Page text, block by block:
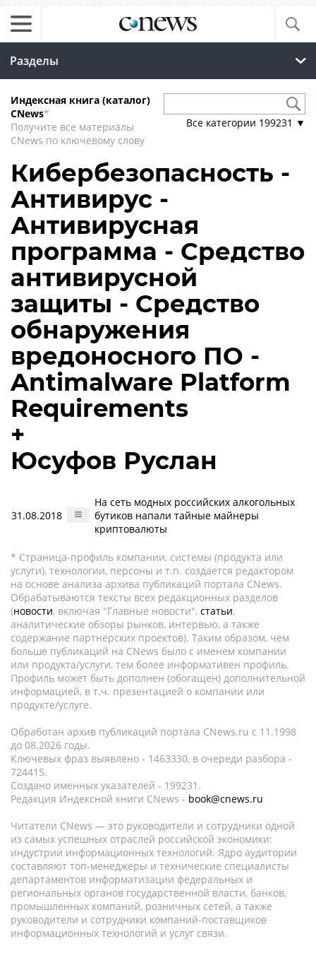
Разделы
Индексная книга (каталог)
CNews*
Получите все материалы
CNews по ключевому слову
Все категории 199231 ▼
Кибербезопасность -
Антивирус -
Антивирусная
программа - Средство
антивирусной
защиты - Средство
обнаружения
вредоносного ПО -
Antimalware Platform
Requirements
+
Юсуфов Руслан
31.08.2018
На сеть модных российских алкогольных
бутиков напали тайные майнеры
криптовалюты
* Страница-профиль компании, системы (продукта или
услуги), технологии, персоны и т.п. создается редактором
на основе анализа архива публикаций портала CNews.
Обрабатываются тексты всех редакционных разделов
(новости, включая "Главные новости", статьи,
аналитические обзоры рынков, интервью, а также
содержание партнёрских проектов). Таким образом, чем
больше публикаций на CNews было с именем компании
или продукта/услуги, тем более информативен профиль.
Профиль может быть дополнен (обогащен) дополнительной
информацией, в т.ч. презентацией о компании или
продукте/услуге.
Обработан архив публикаций портала CNews.ru c 11.1998
до 08.2026 годы.
Ключевых фраз выявлено - 1463330, в очереди разбора -
724415.
Создано именных указателей - 199231.
Редакция Индексной книги CNews - book@cnews.ru
Читатели CNews — это руководители и сотрудники одной
из самых успешных отраслей российской экономики:
индустрии информационных технологий. Ядро аудитории
составляют топ-менеджеры и технические специалисты
департаментов информатизации федеральных и
региональных органов государственной власти, банков,
промышленных компаний, розничных сетей, а также
руководители и сотрудники компаний-поставщиков
информационных технологий и услуг связи.